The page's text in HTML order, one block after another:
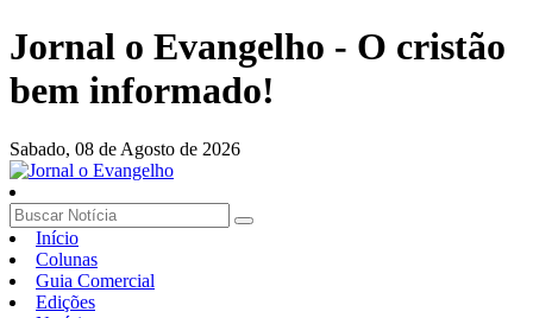
Jornal o Evangelho - O cristão
bem informado!
Sabado, 08 de Agosto de 2026
Início
Colunas
Guia Comercial
Edições